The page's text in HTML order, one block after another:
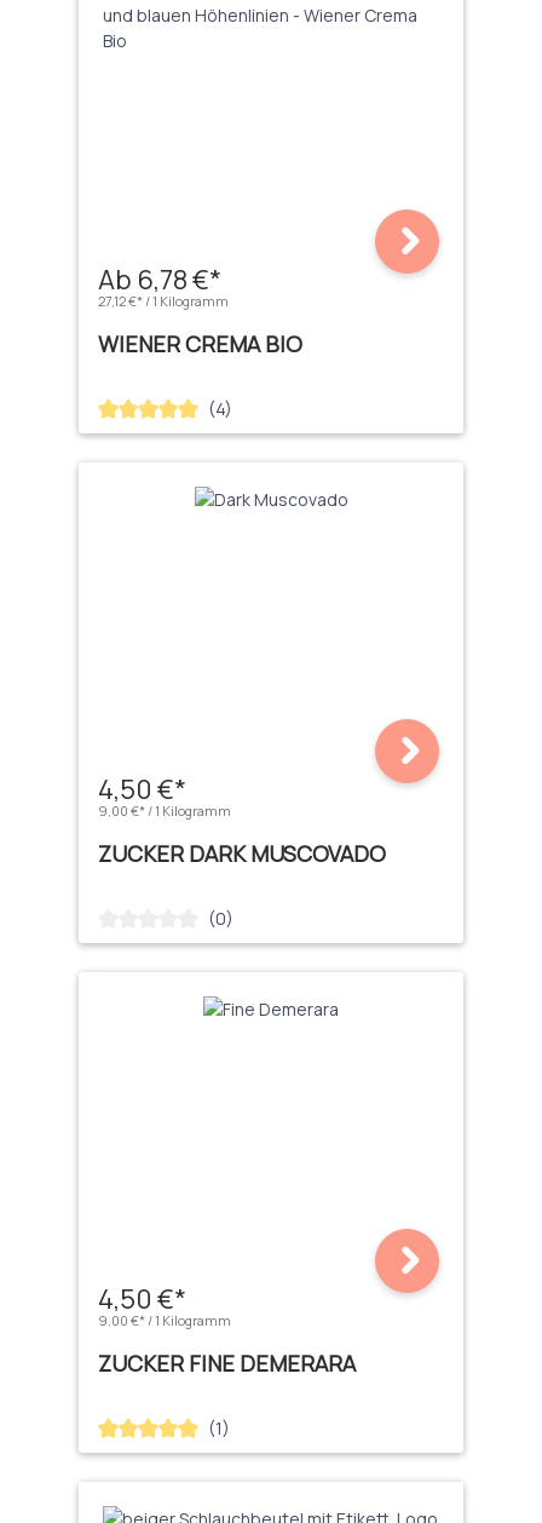
Ab 6,78 €*
27,12 €* / 1 Kilogramm
WIENER CREMA BIO
Durchschnittliche Bewertung von 5 von 5 Sternen
(4)
4,50 €*
9,00 €* / 1 Kilogramm
ZUCKER DARK MUSCOVADO
Durchschnittliche Bewertung von 0 von 5 Sternen
(0)
4,50 €*
9,00 €* / 1 Kilogramm
ZUCKER FINE DEMERARA
Durchschnittliche Bewertung von 5 von 5 Sternen
(1)